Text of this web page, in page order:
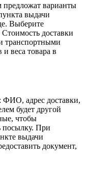
предложат варианты
выдачи
Выберите
доставки
транспортными
и веса товара в
ФИО, адрес доставки,
будет другой
чтобы
посылку. При
выдачи
документ,